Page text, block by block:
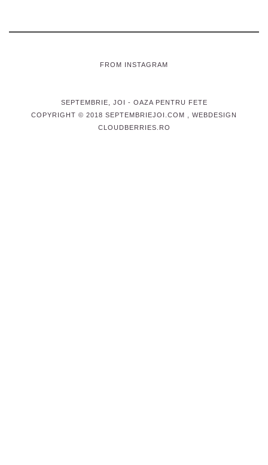
FROM INSTAGRAM
SEPTEMBRIE, JOI
- OAZA PENTRU FETE
COPYRIGHT © 2018 SEPTEMBRIEJOI.COM , WEBDESIGN
CLOUDBERRIES.RO